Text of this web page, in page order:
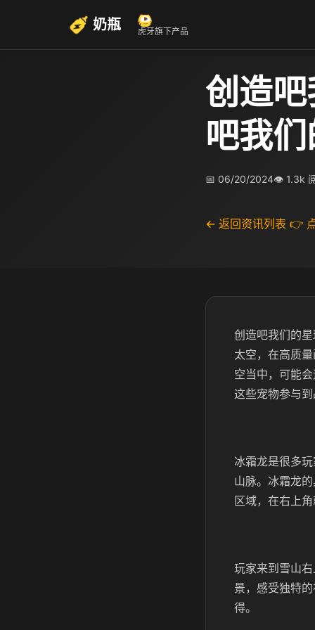
奶瓶 虎牙旗下产品
创造
吧我
📅 06/20/2024👁 1.3k
← 返回资讯列表 👉
创造吧我们的
太空，在高质
空当中，可能
这些宠物参与
冰霜龙是很多
山脉。冰霜龙
区域，在右上
玩家来到雪山
景，感受独特
得。